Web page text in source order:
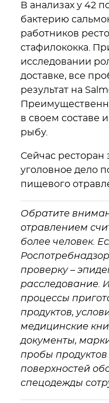
В анализах у 42
бактерию
работников
стафилококка.
исследовании
доставке, все
результат на
в своем составе
рыбу.
Сейчас ресторан
уголовное дело
пищевого
Обратите
отравлением
более человек.
проверку –
расследование.
процессы
продуктов,
медицинские
документы,
пробы
поверхностей
спецодежды